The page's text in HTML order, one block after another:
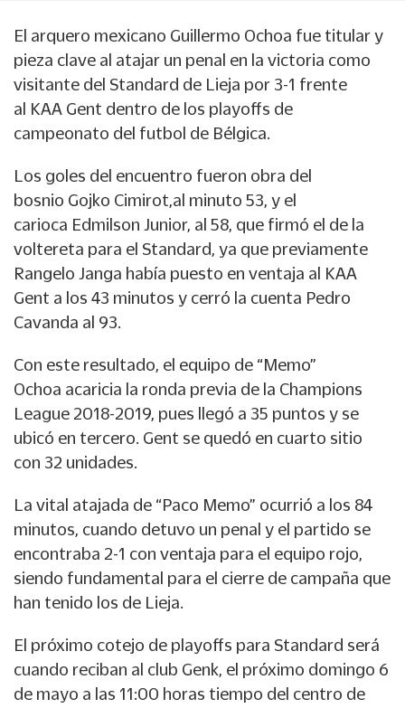
El arquero mexicano Guillermo Ochoa fue titular y
pieza clave al atajar un penal en la victoria como
visitante del Standard de Lieja por 3-1 frente
al KAA Gent dentro de los playoffs de
campeonato del futbol de Bélgica.
Los goles del encuentro fueron obra del
bosnio Gojko Cimirot,al minuto 53, y el
carioca Edmilson Junior, al 58, que firmó el de la
voltereta para el Standard, ya que previamente
Rangelo Janga había puesto en ventaja al KAA
Gent a los 43 minutos y cerró la cuenta Pedro
Cavanda al 93.
Con este resultado, el equipo de “Memo”
Ochoa acaricia la ronda previa de la Champions
League 2018-2019, pues llegó a 35 puntos y se
ubicó en tercero. Gent se quedó en cuarto sitio
con 32 unidades.
La vital atajada de “Paco Memo” ocurrió a los 84
minutos, cuando detuvo un penal y el partido se
encontraba 2-1 con ventaja para el equipo rojo,
siendo fundamental para el cierre de campaña que
han tenido los de Lieja.
El próximo cotejo de playoffs para Standard será
cuando reciban al club Genk, el próximo domingo 6
de mayo a las 11:00 horas tiempo del centro de